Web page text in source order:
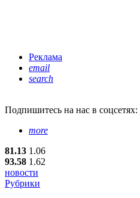
Реклама
email
search
Подпишитесь на нас в соцсетях:
more
81.13 1.06
93.58 1.62
новости
Рубрики